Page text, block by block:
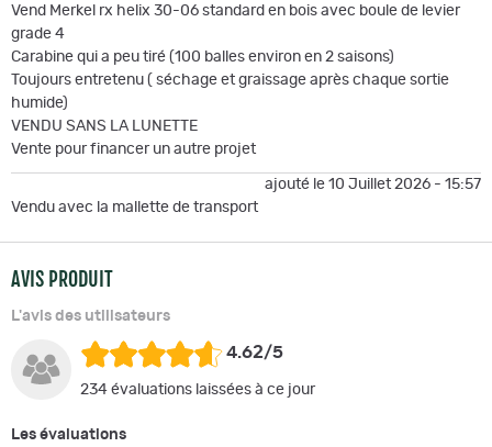
Vend Merkel rx helix 30-06 standard en bois avec boule de levier
grade 4
Carabine qui a peu tiré (100 balles environ en 2 saisons)
Toujours entretenu ( séchage et graissage après chaque sortie
humide)
VENDU SANS LA LUNETTE
Vente pour financer un autre projet
ajouté le 10 Juillet 2026 - 15:57
Vendu avec la mallette de transport
AVIS PRODUIT
L'avis des utilisateurs
4.62/5
234 évaluations laissées à ce jour
Les évaluations